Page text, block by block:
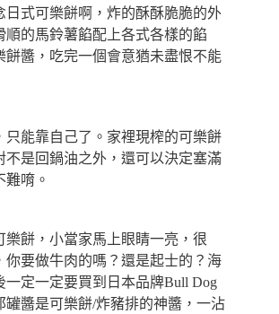
日式可樂餅啊，炸的酥酥脆脆的外
順的馬鈴薯餡配上各式各樣的餡
餅醬，吃完一個會意猶未盡恨不能
只能靠自己了。家裡現榨的可樂餅
不是回鍋油之外，還可以決定塞滿
唷。
樂餅，小當家馬上眼睛一亮，很
你要做牛肉的嗎？還是起士的？海
一定一定要買到日本品牌Bull Dog
罐醬是可樂餅/炸豬排的神醬，一沾